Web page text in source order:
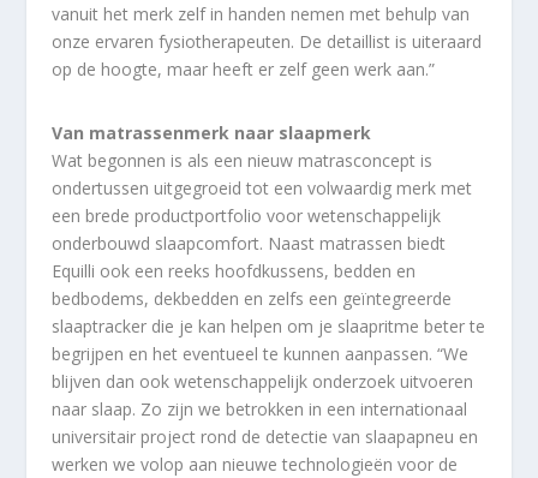
vanuit het merk zelf in handen nemen met behulp van
onze ervaren fysiotherapeuten. De detaillist is uiteraard
op de hoogte, maar heeft er zelf geen werk aan.”
Van matrassenmerk naar slaapmerk
Wat begonnen is als een nieuw matrasconcept is
ondertussen uitgegroeid tot een volwaardig merk met
een brede productportfolio voor wetenschappelijk
onderbouwd slaapcomfort. Naast matrassen biedt
Equilli ook een reeks hoofdkussens, bedden en
bedbodems, dekbedden en zelfs een geïntegreerde
slaaptracker die je kan helpen om je slaapritme beter te
begrijpen en het eventueel te kunnen aanpassen. “We
blijven dan ook wetenschappelijk onderzoek uitvoeren
naar slaap. Zo zijn we betrokken in een internationaal
universitair project rond de detectie van slaapapneu en
werken we volop aan nieuwe technologieën voor de